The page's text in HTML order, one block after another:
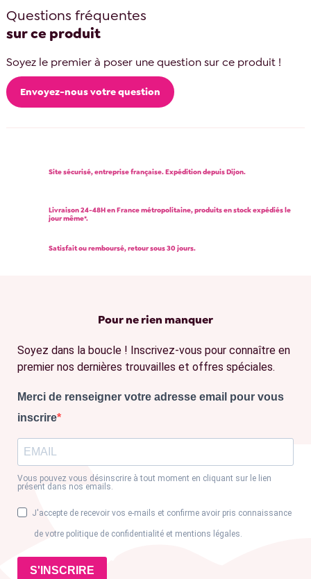
Questions fréquentes
sur ce produit
Soyez le premier à poser une question sur ce produit !
Envoyez-nous votre question
Site sécurisé, entreprise française. Expédition depuis Dijon.
Livraison 24-48H en France métropolitaine, produits en stock expédiés le
jour même*.
Satisfait ou remboursé, retour sous 30 jours.
Pour ne rien manquer
Soyez dans la boucle ! Inscrivez-vous pour connaître en
premier nos dernières trouvailles et offres spéciales.
Merci de renseigner votre adresse email pour vous
inscrire
Vous pouvez vous désinscrire à tout moment en cliquant sur le lien
présent dans nos emails.
J'accepte de recevoir vos e-mails et confirme avoir pris connaissance
de votre politique de confidentialité et mentions légales.
S'INSCRIRE